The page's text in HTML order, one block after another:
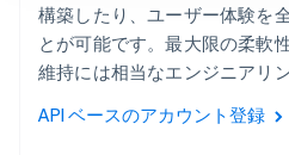
構築したり、ユーザー体験を
とが可能です。最大限の柔軟
維持には相当なエンジニアリ
API ベースのアカウント登録